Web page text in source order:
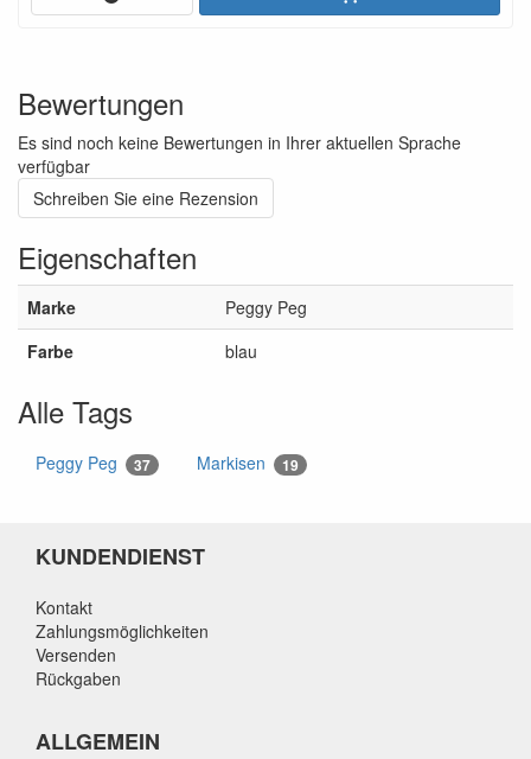
Bewertungen
Es sind noch keine Bewertungen in Ihrer aktuellen Sprache
verfügbar
Schreiben Sie eine Rezension
Eigenschaften
Marke
Peggy Peg
Farbe
blau
Alle Tags
Peggy Peg 37 Markisen 19
KUNDENDIENST
Kontakt
Zahlungsmöglichkeiten
Versenden
Rückgaben
ALLGEMEIN